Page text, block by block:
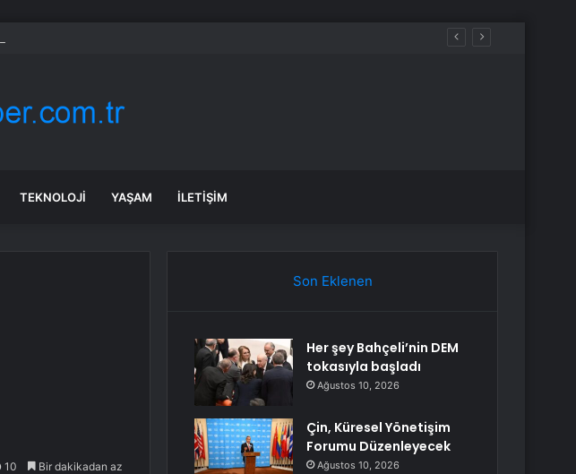
TEKNOLOJI YAŞAM İLETIŞIM
10 Bir dakikadan az
Son Eklenen
Her şey Bahçeli’nin DEM
tokasıyla başladı
Ağustos 10, 2026
Çin, Küresel Yönetişim
Forumu Düzenleyecek
Ağustos 10, 2026